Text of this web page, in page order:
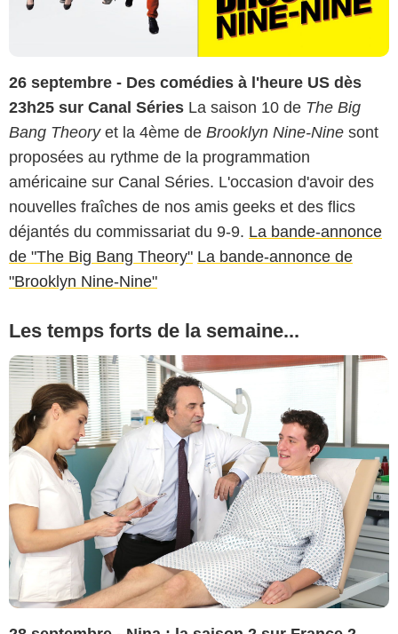
26 septembre - Des comédies à l'heure US dès
23h25 sur Canal Séries La saison 10 de The Big
Bang Theoryet la 4ème de Brooklyn Nine-Nine sont
proposées au rythme de la programmation
américaine sur Canal Séries. L'occasion d'avoir des
nouvelles fraîches de nos amis geeks et des flics
déjantés du commissariat du 9-9. La bande-annonce
de "The Big Bang Theory" La bande-annonce de
"Brooklyn Nine-Nine"
Les temps forts de la semaine...